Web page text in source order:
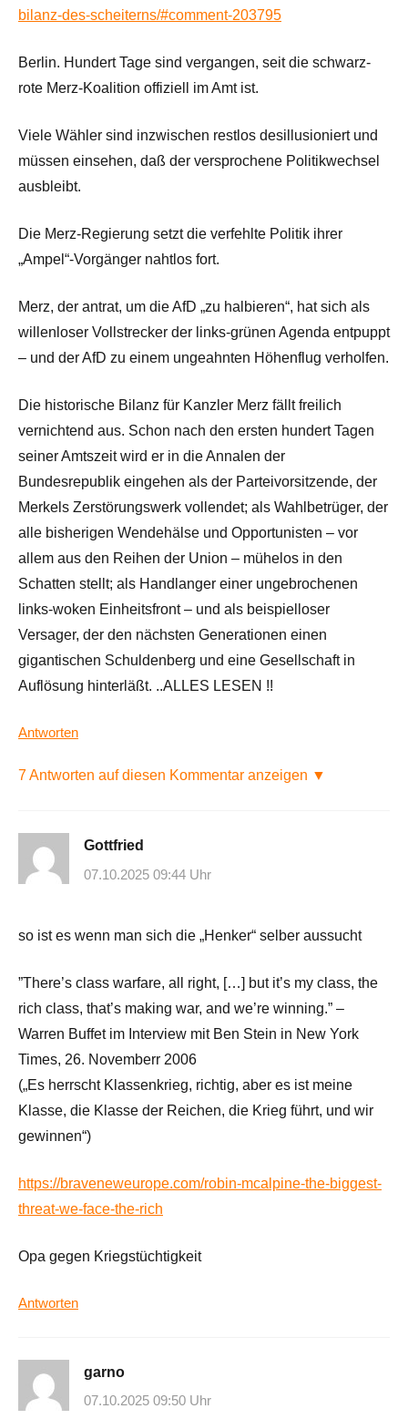
bilanz-des-scheiterns/#comment-203795
Berlin. Hundert Tage sind vergangen, seit die schwarz-
rote Merz-Koalition offiziell im Amt ist.
Viele Wähler sind inzwischen restlos desillusioniert und
müssen einsehen, daß der versprochene Politikwechsel
ausbleibt.
Die Merz-Regierung setzt die verfehlte Politik ihrer
„Ampel“-Vorgänger nahtlos fort.
Merz, der antrat, um die AfD „zu halbieren“, hat sich als
willenloser Vollstrecker der links-grünen Agenda entpuppt
– und der AfD zu einem ungeahnten Höhenflug verholfen.
Die historische Bilanz für Kanzler Merz fällt freilich
vernichtend aus. Schon nach den ersten hundert Tagen
seiner Amtszeit wird er in die Annalen der
Bundesrepublik eingehen als der Parteivorsitzende, der
Merkels Zerstörungswerk vollendet; als Wahlbetrüger, der
alle bisherigen Wendehälse und Opportunisten – vor
allem aus den Reihen der Union – mühelos in den
Schatten stellt; als Handlanger einer ungebrochenen
links-woken Einheitsfront – und als beispielloser
Versager, der den nächsten Generationen einen
gigantischen Schuldenberg und eine Gesellschaft in
Auflösung hinterläßt. ..ALLES LESEN !!
Antworten
7 Antworten auf diesen Kommentar anzeigen ▼
Gottfried
07.10.2025 09:44 Uhr
so ist es wenn man sich die „Henker“ selber aussucht
”There’s class warfare, all right, […] but it’s my class, the
rich class, that’s making war, and we’re winning.” –
Warren Buffet im Interview mit Ben Stein in New York
Times, 26. Novemberr 2006
(„Es herrscht Klassenkrieg, richtig, aber es ist meine
Klasse, die Klasse der Reichen, die Krieg führt, und wir
gewinnen“)
https://braveneweurope.com/robin-mcalpine-the-biggest-
threat-we-face-the-rich
Opa gegen Kriegstüchtigkeit
Antworten
garno
07.10.2025 09:50 Uhr